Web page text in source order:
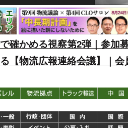
確かめる視察第2弾｜参加
【物流広報連絡会議】｜会